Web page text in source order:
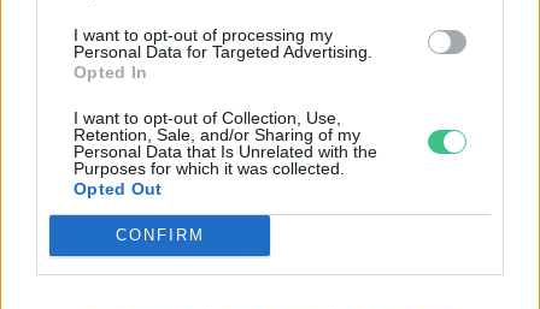
I want to opt-out of processing my
Personal Data for Targeted Advertising.
Opted In
I want to opt-out of Collection, Use,
Retention, Sale, and/or Sharing of my
Personal Data that Is Unrelated with the
Purposes for which it was collected.
Opted Out
CONFIRM
Fókuszban a lótusz
Greendex Szemle
Kecskeméten és Lakitelek-
Tőserdőn folytatódnak a Muzsikál
az erdő programjai